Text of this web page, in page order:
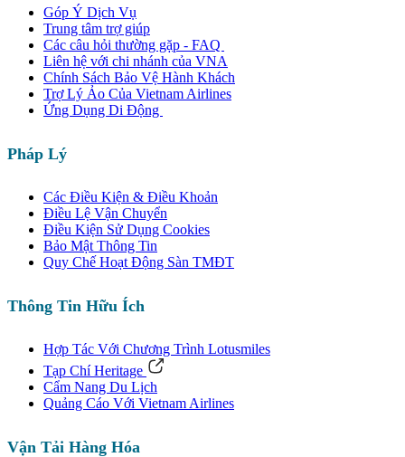
Góp Ý Dịch Vụ
Trung tâm trợ giúp
Các câu hỏi thường gặp - FAQ
Liên hệ với chi nhánh của VNA
Chính Sách Bảo Vệ Hành Khách
Trợ Lý Ảo Của Vietnam Airlines
Ứng Dụng Di Động
Pháp Lý
Các Điều Kiện & Điều Khoản
Điều Lệ Vận Chuyển
Điều Kiện Sử Dụng Cookies
Bảo Mật Thông Tin
Quy Chế Hoạt Động Sàn TMĐT
Thông Tin Hữu Ích
Hợp Tác Với Chương Trình Lotusmiles
Tạp Chí Heritage
Cẩm Nang Du Lịch
Quảng Cáo Với Vietnam Airlines
Vận Tải Hàng Hóa